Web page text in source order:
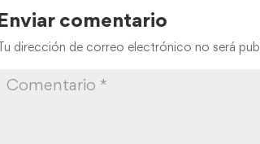
Enviar comentario
Tu dirección de correo electrónico no será